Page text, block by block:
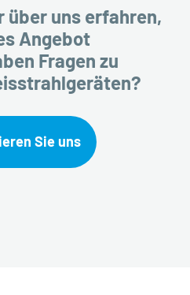
über uns erfahren,
Angebot
Fragen zu
Sie uns